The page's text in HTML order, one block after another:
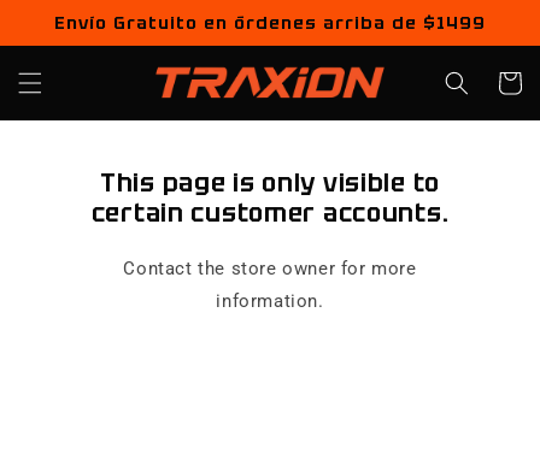
directamente
al contenido
Envío Gratuito en órdenes arriba de $1499
Carrito
This page is only visible to
certain customer accounts.
Contact the store owner for more
information.